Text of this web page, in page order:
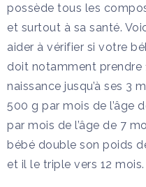
possède tous les
et surtout à sa santé.
aider à vérifier si votre
doit notamment prendre
naissance jusqu’à ses 3
500 g par mois de l’âge
par mois de l’âge de 7
bébé double son poids
et il le triple vers 12 mois.